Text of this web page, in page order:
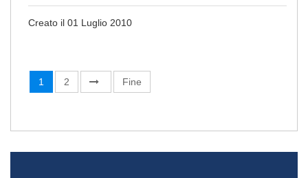
Creato il 01 Luglio 2010
1 2 Fine